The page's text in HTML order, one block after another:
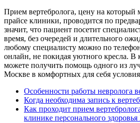
Прием вертебролога, цену на который
прайсе клиники, проводится по
значит, что пациент посетит
время, без очередей и длительного
любому специалисту можно по
онлайн, не покидая уютного кресла.
можете получить помощь одного из
Москве в комфортных для себя
Особенности работы невролога
Когда необходима запись к
Как проходит прием
клинике персонального